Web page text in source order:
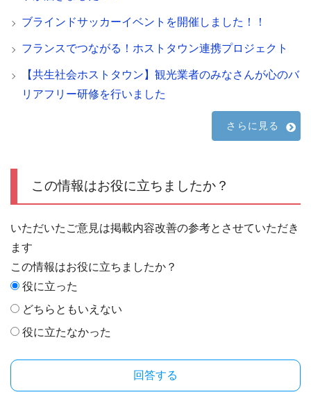
ブラインドサッカーイベントを開催しました！！
フランスでつながる！ホストタウン連携プロジェクト
【共生社会ホストタウン】観光業者のみなさんが心のバ
リアフリー研修を行いました
さらに見る
この情報はお役に立ちましたか？
いただいたご意見は掲載内容改善の参考とさせていただき
ます
この情報はお役に立ちましたか？
役に立った
どちらともいえない
役に立たなかった